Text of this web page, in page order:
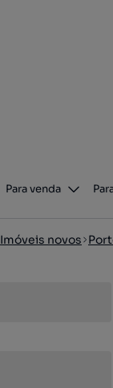
Para venda
Imóveis novos